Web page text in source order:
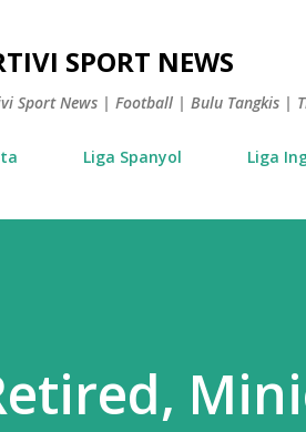
SPORT NEWS
Sport News | Football | Bulu Tangkis |
Liga Spanyol Liga